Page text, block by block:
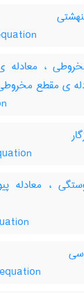
،
ی مقطع
، معادله